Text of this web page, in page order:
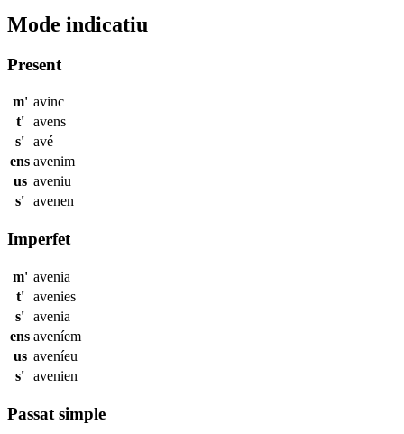
Mode indicatiu
Present
m' avinc
t'
avens
s' avé
ens avenim
us aveniu
s' avenen
Imperfet
m' avenia
t'
avenies
s' avenia
ens aveníem
us aveníeu
s' avenien
Passat simple